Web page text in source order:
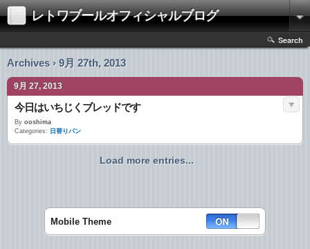
レトワブールオフィシャルブログ
Search
Archives › 9月 27th, 2013
9月 27, 2013
今日はいちじくブレッドです
By ooshima
Categories: 日替りパン
Load more entries...
Mobile Theme